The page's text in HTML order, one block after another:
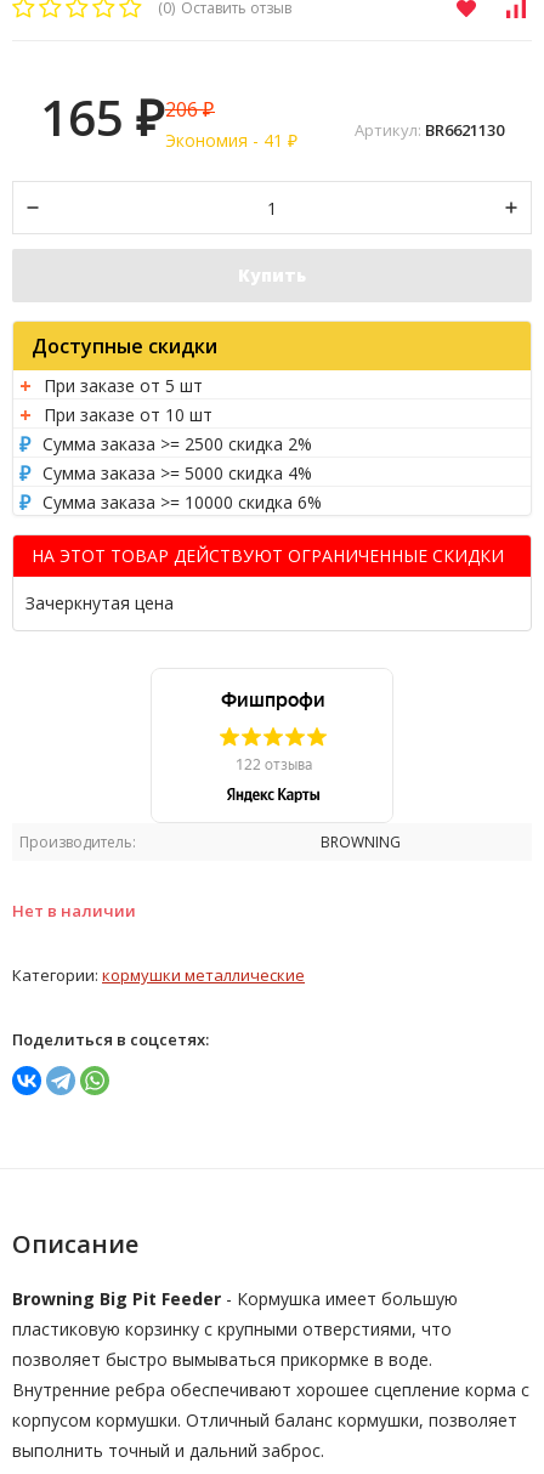
(0) Оставить отзыв
Производитель: BROWNING
Нет в наличии
Артикул: BR6621130
165 ₽206₽
Экономия - 41 ₽
Купить
Доступные скидки
При заказе от 5 шт
При заказе от 10 шт
Сумма заказа >= 2500 скидка 2%
Сумма заказа >= 5000 скидка 4%
Сумма заказа >= 10000 скидка 6%
НА ЭТОТ ТОВАР ДЕЙСТВУЮТ ОГРАНИЧЕННЫЕ СКИДКИ
Зачеркнутая цена
Категории: кормушки металлические
Поделиться в соцсетях:
Описание
Browning Big Pit Feeder - Кормушка имеет большую
пластиковую корзинку с крупными отверстиями, что
позволяет быстро вымываться прикормке в воде.
Внутренние ребра обеспечивают хорошее сцепление корма с
корпусом кормушки. Отличный баланс кормушки, позволяет
выполнить точный и дальний заброс.